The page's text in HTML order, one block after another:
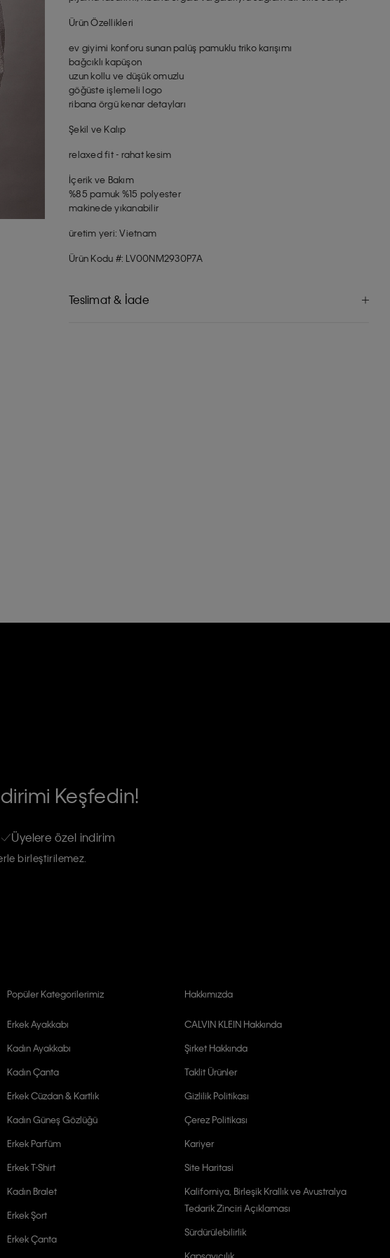
Ürün Özellikleri
ev giyimi konforu sunan palüş pamuklu triko karışımı
bağcıklı kapüşon
uzun kollu ve düşük omuzlu
göğüste işlemeli logo
ribana örgü kenar detayları
Şekil ve Kalıp
relaxed fit - rahat kesim
İçerik ve Bakım
%85 pamuk %15 polyester
makinede yıkanabilir
üretim yeri: Vietnam
Ürün Kodu #: LV00NM2930P7A
Teslimat & İade
Keşfedin!
Üyelere özel indirim
birleştirilemez.
Popüler Kategorilerimiz
Erkek Ayakkabı
Kadın Ayakkabı
Kadın Çanta
Erkek Cüzdan & Kartlık
Kadın Güneş Gözlüğü
Erkek Parfüm
Erkek T-Shirt
Kadın Bralet
Erkek Şort
Erkek Çanta
Hakkımızda
CALVIN KLEIN Hakkında
Şirket Hakkında
Taklit Ürünler
Gizlilik Politikası
Çerez Politikası
Kariyer
Site Haritasi
Kaliforniya, Birleşik Krallık ve Avustralya
Tedarik Zinciri Açıklaması
Sürdürülebilirlik